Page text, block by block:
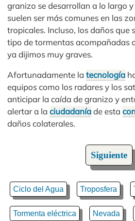
granizo se desarrollan a lo largo
suelen ser más comunes en las
tropicales. Incluso, los daños que
tipo de tormentas acompañadas
ya dijimos muy graves.
Afortunadamente la tecnología
equipos como los radares y los
anticipar la caída de granizo y
alertar a la ciudadaníade esta
daños colaterales.
Siguiente
Ciclo del Agua Troposfera
Tormenta eléctrica Nevada